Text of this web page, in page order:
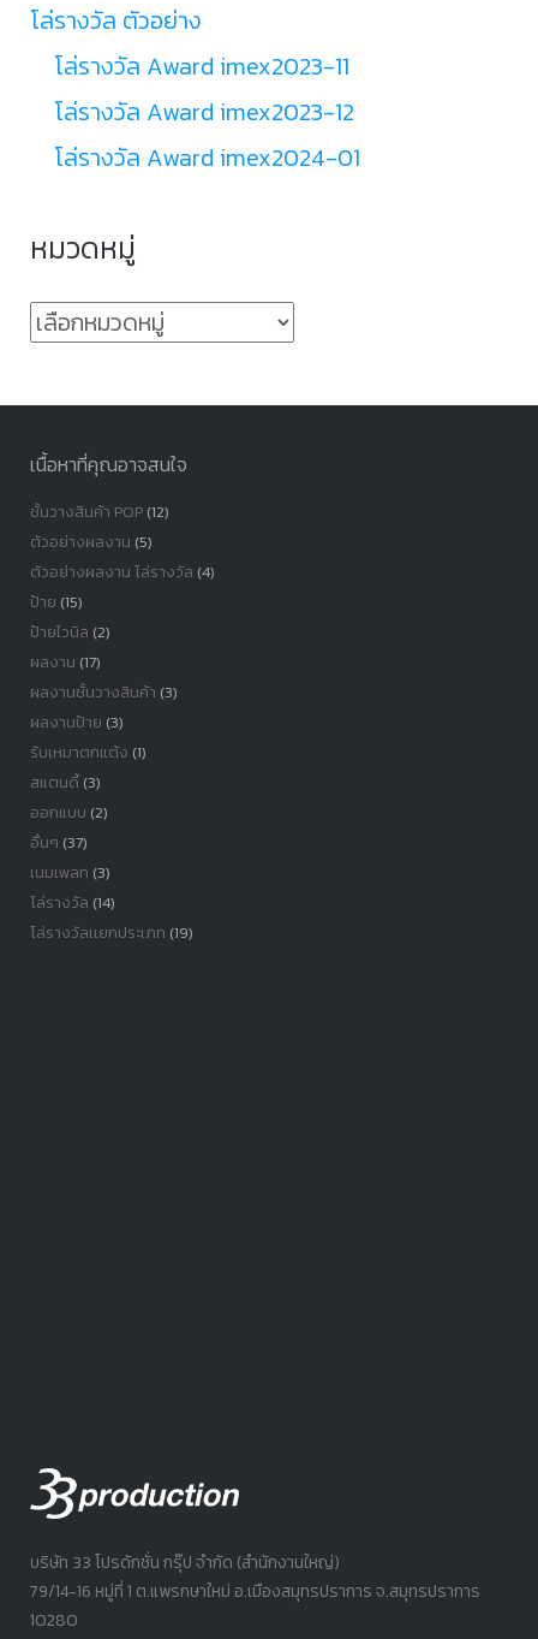
โล่รางวัล ตัวอย่าง
โล่รางวัล Award imex2023-11
โล่รางวัล Award imex2023-12
โล่รางวัล Award imex2024-01
หมวดหมู่
หมวด
เนื้อหาที่คุณอาจสนใจ
ชั้นวางสินค้า POP(12)
ตัวอย่างผลงาน (5)
ตัวอย่างผลงาน โล่รางวัล (4)
ป้าย (15)
ป้ายไวนิล (2)
ผลงาน (17)
ผลงานชั้นวางสินค้า (3)
ผลงานป้าย (3)
รับเหมาตกแต้ง (1)
สแตนดี้(3)
ออกแบบ (2)
อื่นๆ (37)
เนมเพลท (3)
โล่รางวัล (14)
โล่รางวัลเเยกประเภท (19)
บริษัท 33 โปรดักชั่น กรุ๊ป จำกัด (สำนักงานใหญ่)
79/14-16 หมู่ที่ 1 ต.แพรกษาใหม่ อ.เมืองสมุทรปราการ จ.สมุทรปราการ
10280